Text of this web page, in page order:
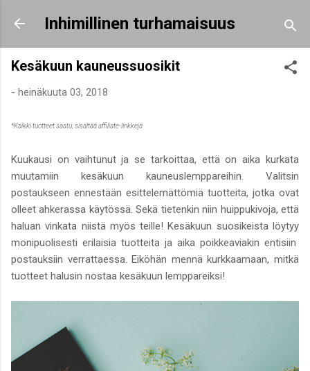
Siirry pääsisältöön
Inhimillinen turhamaisuus
Kesäkuun kauneussuosikit
- heinäkuuta 03, 2018
*Kaikki tuotteet saatu, sisältää affiliate-linkkejä
Kuukausi on vaihtunut ja se tarkoittaa, että on aika kurkata
muutamiin kesäkuun kauneuslemppareihin. Valitsin
postaukseen ennestään esittelemättömiä tuotteita, jotka ovat
olleet ahkerassa käytössä. Sekä tietenkin niin huippukivoja, että
haluan vinkata niistä myös teille! Kesäkuun suosikeista löytyy
monipuolisesti erilaisia tuotteita ja aika poikkeaviakin entisiin
postauksiin verrattaessa. Eiköhän mennä kurkkaamaan, mitkä
tuotteet halusin nostaa kesäkuun lemppareiksi!